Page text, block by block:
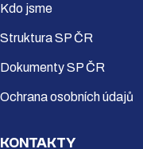
Kdo jsme
Struktura SP ČR
Dokumenty SP ČR
Ochrana osobních údajů
KONTAKTY